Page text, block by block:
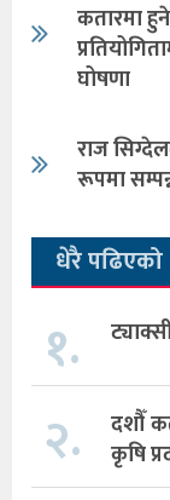
कतारमा
घोषणा
राज
रूपमा
धेरै पढिएको
१.
२.
दशौँ
कृषि